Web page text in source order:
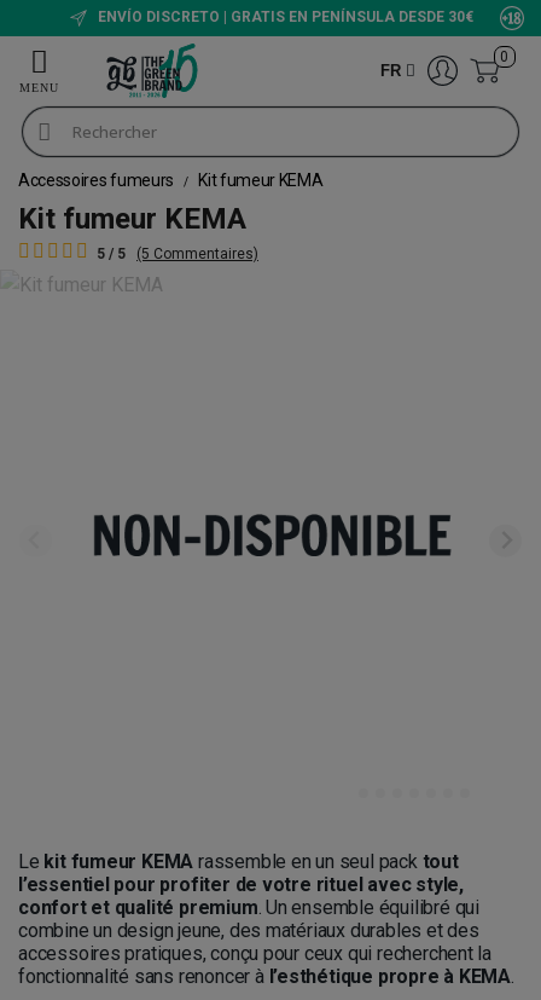
ENVÍO DISCRETO | GRATIS EN PENÍNSULA DESDE 30€
FR
0
Accessoires fumeurs Kit fumeur KEMA
Kit fumeur KEMA
5 / 5 (5 Commentaires)
Le kit fumeur KEMA rassemble en un seul pack tout
l’essentiel pour profiter de votre rituel avec style,
confort et qualité premium. Un ensemble équilibré qui
combine un design jeune, des matériaux durables et des
accessoires pratiques, conçu pour ceux qui recherchent la
fonctionnalité sans renoncer à l’esthétique propre à KEMA.